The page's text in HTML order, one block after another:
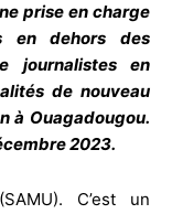
prise en charge
en dehors des
journalistes en
de nouveau
à Ouagadougou.
2023.
C’est un